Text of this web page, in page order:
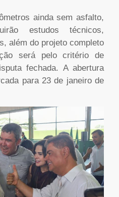
ainda sem asfalto,
estudos técnicos,
além do projeto completo
será pelo critério de
fechada. A abertura
para 23 de janeiro de